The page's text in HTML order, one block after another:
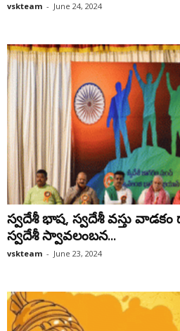
vskteam - June 24, 2024
స్వదేశీ భాష, స్వదేశీ వస్తు
స్వదేశీ స్వావలంబన...
vskteam - June 23, 2024